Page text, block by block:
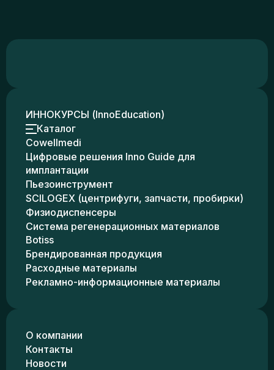
ИННОКУРСЫ (InnoEducation)
Каталог
Cowellmedi
Цифровые решения Inno Guide для
имплантации
Пьезоинструмент
SCILOGEX (центрифуги, запчасти, пробирки)
Физиодиспенсеры
Система регенерационных материалов
Botiss
Брендированная продукция
Расходные материалы
Рекламно-информационные материалы
О компании
Контакты
Новости